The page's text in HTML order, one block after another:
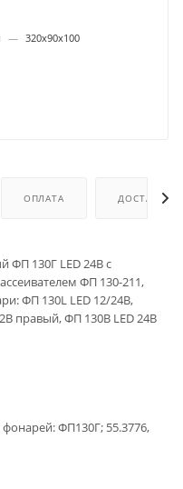
— 320х90х100
ОПЛАТА ДОСТАВКА
ФП 130Г LED 24В с
ФП 130-211,
ФП 130L LED 12/24В,
правый, ФП 130В LED 24В
ФП130Г; 55.3776,